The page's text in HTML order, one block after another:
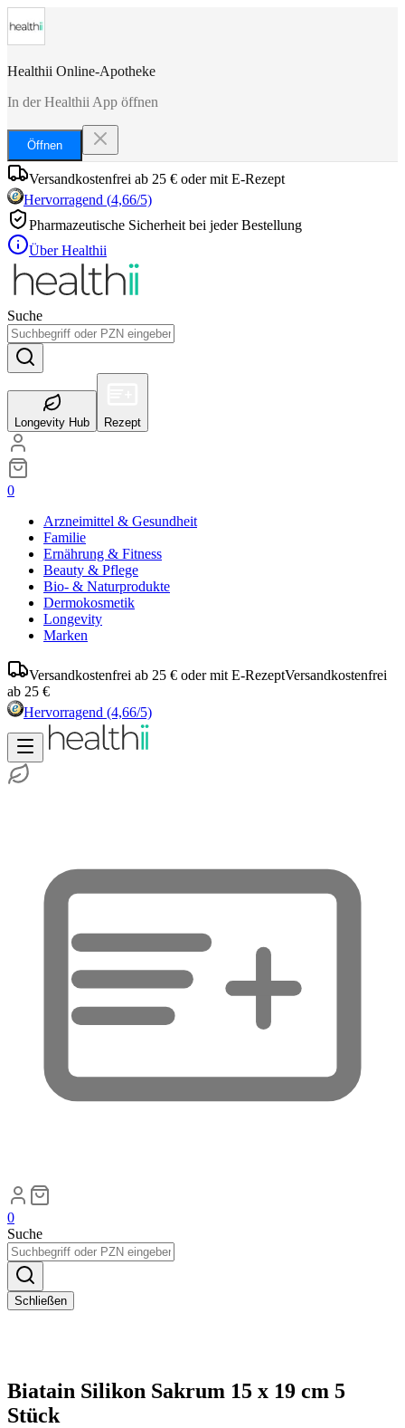
Healthii Online-Apotheke
In der Healthii App öffnen
Öffnen
Versandkostenfrei ab 25 € oder mit E-Rezept
Hervorragend (4,66/5)
Pharmazeutische Sicherheit bei jeder Bestellung
Über Healthii
Suche
Longevity Hub Rezept
0
Arzneimittel & Gesundheit
Familie
Ernährung & Fitness
Beauty & Pflege
Bio- & Naturprodukte
Dermokosmetik
Longevity
Marken
Versandkostenfrei ab 25 € oder mit E-RezeptVersandkostenfrei
ab 25 €
Hervorragend (4,66/5)
0
Suche
Schließen
Biatain Silikon Sakrum 15 x 19 cm 5
Stück